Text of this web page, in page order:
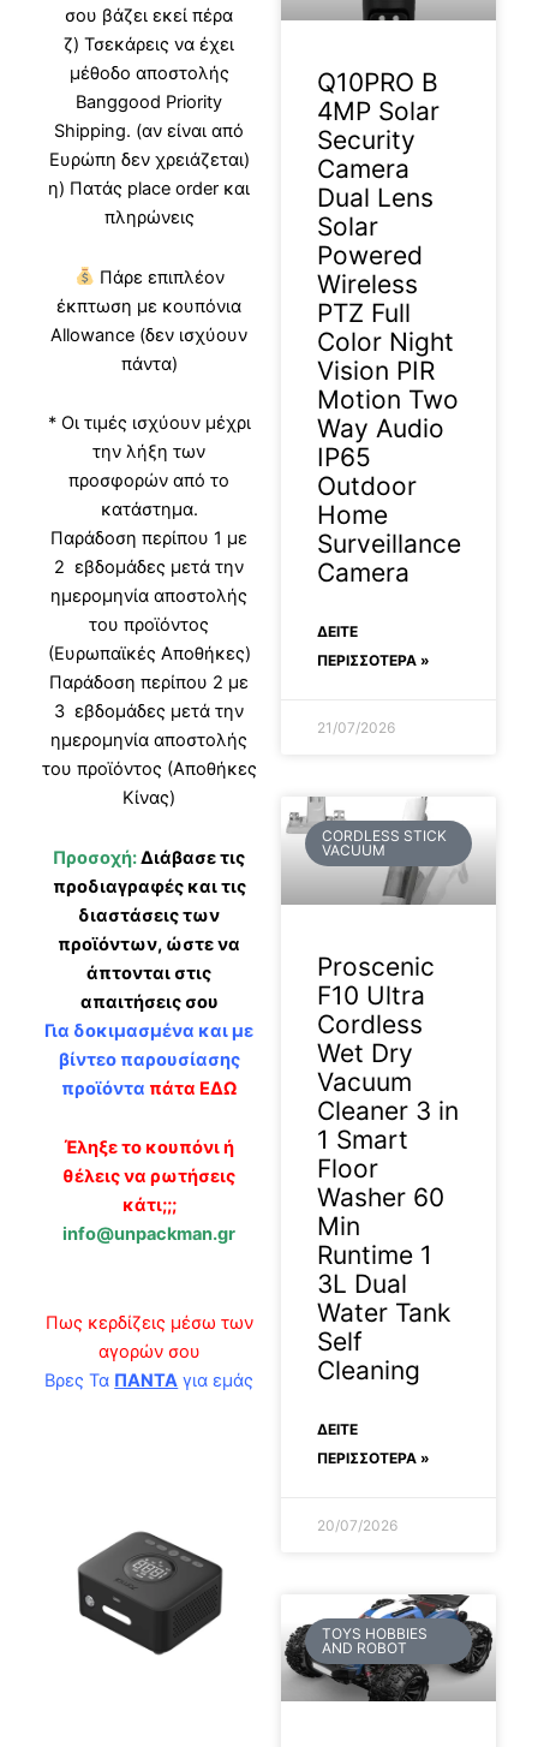
σου βάζει εκεί πέρα
ζ) Τσεκάρεις να έχει
μέθοδο αποστολής
Banggood Priority
Shipping. (αν είναι από
Ευρώπη δεν χρειάζεται)
η) Πατάς place order και
πληρώνεις
Πάρε επιπλέον
έκπτωση με κουπόνια
Allowance (δεν ισχύουν
πάντα)
* Οι τιμές ισχύουν μέχρι
την λήξη των
προσφορών από το
κατάστημα.
Παράδοση περίπου 1 με
2 εβδομάδες μετά την
ημερομηνία αποστολής
του προϊόντος
(Ευρωπαϊκές Αποθήκες)
Παράδοση περίπου 2 με
3 εβδομάδες μετά την
ημερομηνία αποστολής
του προϊόντος (Αποθήκες
Κίνας)
Προσοχή:Διάβασε τις
προδιαγραφές και τις
διαστάσεις των
προϊόντων, ώστε να
άπτονται στις
απαιτήσεις σου
Για δοκιμασμένα και με
βίντεο παρουσίασης
προϊόντα πάτα ΕΔΩ
Έληξε το κουπόνι ή
θέλεις να ρωτήσεις
κάτι;;;
info@unpackman.gr
Πως κερδίζεις μέσω των
αγορών σου
Βρες Τα ΠΑΝΤΑ για εμάς
Q10PRO B
4MP Solar
Security
Camera
Dual Lens
Solar
Powered
Wireless
PTZ Full
Color Night
Vision PIR
Motion Two
Way Audio
IP65
Outdoor
Home
Surveillance
Camera
ΔΕΊΤΕ
ΠΕΡΙΣΣΟΤΕΡΑ »
21/07/2026
CORDLESS STICK
VACUUM
Proscenic
F10 Ultra
Cordless
Wet Dry
Vacuum
Cleaner 3 in
1 Smart
Floor
Washer 60
Min
Runtime 1
3L Dual
Water Tank
Self
Cleaning
ΔΕΊΤΕ
ΠΕΡΙΣΣΟΤΕΡΑ »
20/07/2026
TOYS HOBBIES
AND ROBOT